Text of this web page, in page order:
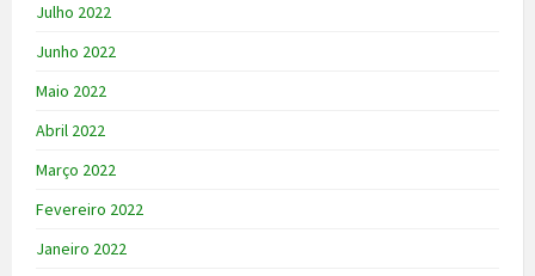
Julho 2022
Junho 2022
Maio 2022
Abril 2022
Março 2022
Fevereiro 2022
Janeiro 2022